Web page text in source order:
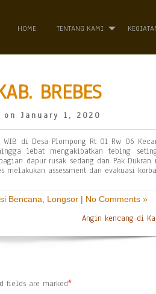
HOME TENTANG KAMI
BREBES
on January 1, 2020
WIB di Desa Plompong Rt 01 Rw 06
lebat mengakibatkan tebing
dapur rusak sedang dan Pak
assessment dan evakuasi
Bencana Longsor | No Comments »
Angin kencang di
fields are marked*